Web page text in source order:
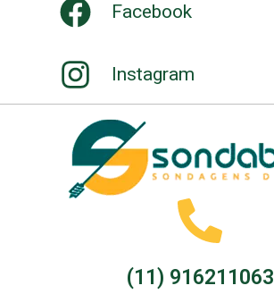
Facebook
Instagram
(11) 916211063